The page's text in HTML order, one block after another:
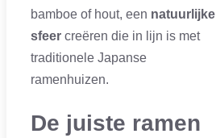
bamboe of hout, een natuurlijke
sfeer creëren die in lijn is met
traditionele Japanse
ramenhuizen.
De juiste ramen